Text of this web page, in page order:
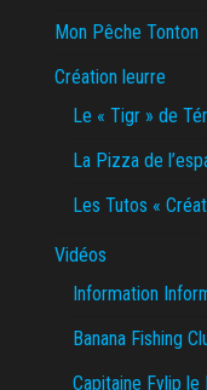
Mon Pêche Tonton
Création leurre
Le « Tigr » de
La Pizza de
Les Tutos «
Vidéos
Information
Banana Fishing
Capitaine Fylip